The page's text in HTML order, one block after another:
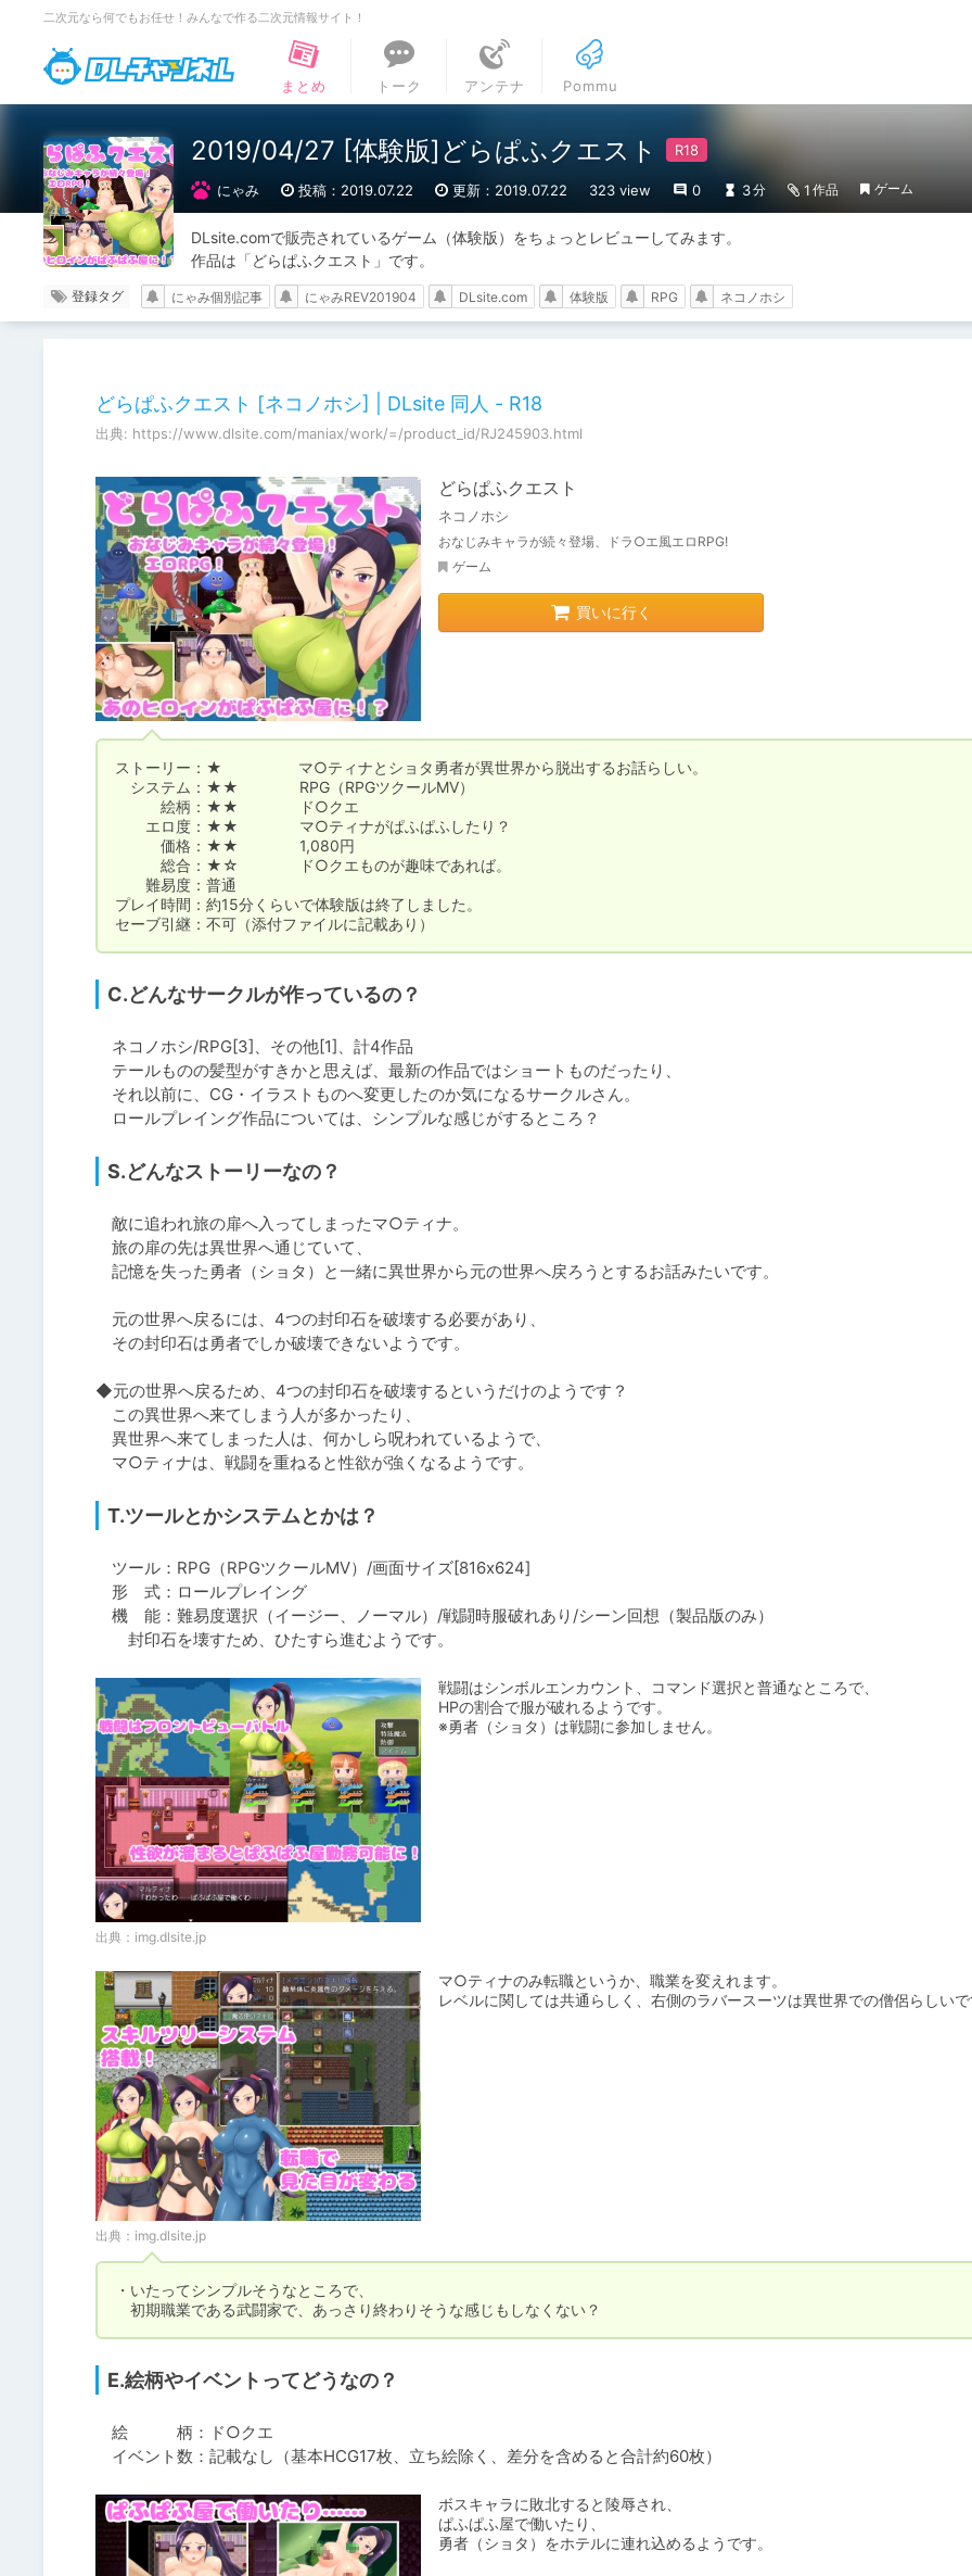
二次元なら何でもお任せ！みんなで作る二次元情報サイト！
DLチャンネル
まとめ
トーク アンテナ Pommu
2019/04/27 [体験版]どらぱふクエスト
にゃみ 投稿：2019.07.22 更新：2019.07.22 323 view 0 3分 1 作品 ゲーム
DLsite.comで販売されているゲーム（体験版）をちょっとレビューしてみます。
作品は「どらぱふクエスト」です。
登録タグ にゃみ個別記事 にゃみREV201904 DLsite.com 体験版 RPG ネコノホシ
どらぱふクエスト [ネコノホシ] | DLsite 同人 - R18
出典: https://www.dlsite.com/maniax/work/=/product_id/RJ245903.html
どらぱふクエスト
ネコノホシ
おなじみキャラが続々登場、ドラ○エ風エロRPG!
ゲーム
買いに行く
ストーリー：★　　　　　マ○ティナとショタ勇者が異世界から脱出するお話らしい。
システム：★★　　　　RPG（RPGツクールMV）
絵柄：★★　　　　ド○クエ
エロ度：★★　　　　マ○ティナがぱふぱふしたり？
価格：★★　　　　1,080円
総合：★☆　　　　ド○クエものが趣味であれば。
難易度：普通
プレイ時間：約15分くらいで体験版は終了しました。
セーブ引継：不可（添付ファイルに記載あり）
C.どんなサークルが作っているの？
ネコノホシ/RPG[3]、その他[1]、計4作品
テールものの髪型がすきかと思えば、最新の作品ではショートものだったり、
それ以前に、CG・イラストものへ変更したのか気になるサークルさん。
ロールプレイング作品については、シンプルな感じがするところ？
S.どんなストーリーなの？
敵に追われ旅の扉へ入ってしまったマ○ティナ。
旅の扉の先は異世界へ通じていて、
記憶を失った勇者（ショタ）と一緒に異世界から元の世界へ戻ろうとするお話みたいです。
元の世界へ戻るには、4つの封印石を破壊する必要があり、
その封印石は勇者でしか破壊できないようです。
◆元の世界へ戻るため、4つの封印石を破壊するというだけのようです？
この異世界へ来てしまう人が多かったり、
異世界へ来てしまった人は、何かしら呪われているようで、
マ○ティナは、戦闘を重ねると性欲が強くなるようです。
T.ツールとかシステムとかは？
ツール：RPG（RPGツクールMV）/画面サイズ[816x624]
形　式：ロールプレイング
機　能：難易度選択（イージー、ノーマル）/戦闘時服破れあり/シーン回想（製品版のみ）
封印石を壊すため、ひたすら進むようです。
出典： img.dlsite.jp
戦闘はシンボルエンカウント、コマンド選択と普通なところで、
HPの割合で服が破れるようです。
※勇者（ショタ）は戦闘に参加しません。
出典： img.dlsite.jp
マ○ティナのみ転職というか、職業を変えれます。
レベルに関しては共通らしく、右側のラバースーツは異世界での僧侶らしい
・いたってシンプルそうなところで、
初期職業である武闘家で、あっさり終わりそうな感じもしなくない？
E.絵柄やイベントってどうなの？
絵　　　柄：ド○クエ
イベント数：記載なし（基本HCG17枚、立ち絵除く、差分を含めると合計約60枚）
ボスキャラに敗北すると陵辱され、
ぱふぱふ屋で働いたり、
勇者（ショタ）をホテルに連れ込めるようです。